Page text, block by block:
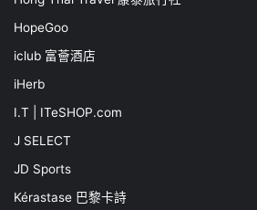
HopeGoo
iclub 富薈酒店
iHerb
I.T | ITeSHOP.com
J SELECT
JD Sports
Kérastase 巴黎卡詩